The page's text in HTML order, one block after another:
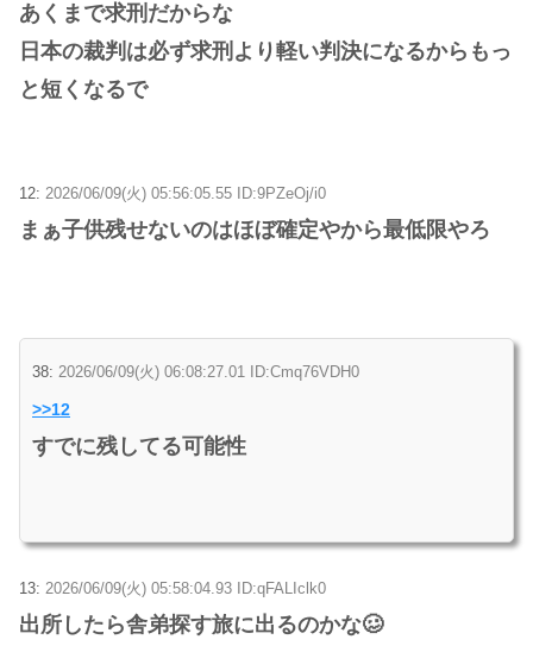
あくまで求刑だからな
日本の裁判は必ず求刑より軽い判決になるからもっ
と短くなるで
12: 2026/06/09(火) 05:56:05.55 ID:9PZeOj/i0
まぁ子供残せないのはほぼ確定やから最低限やろ
38: 2026/06/09(火) 06:08:27.01 ID:Cmq76VDH0
>>12
すでに残してる可能性
13: 2026/06/09(火) 05:58:04.93 ID:qFALIclk0
出所したら舎弟探す旅に出るのかな🥴